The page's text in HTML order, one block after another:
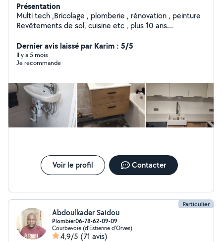
Présentation
Multi tech ,Bricolage , plomberie , rénovation , peinture
Revêtements de sol, cuisine etc , plus 10 ans
générale, Menuiserie :montage meubles , porte,
fenêtre, cuisine , peinture Serrurerie Revêtements de
sol, Branchement électrique Installation pompe à
directement ou laisser votre numéro en message pour
vous rappeler.****" cordialement
Dernier avis laissé par Karim : 5/5
Il y a 5 mois
Je recommande
Voir le profil Contacter
Particulier
Abdoulkader Saidou
Plombier06-78-62-09-09
Courbevoie (d'Estienne d'Orves)
4,9/5 (71 avis)